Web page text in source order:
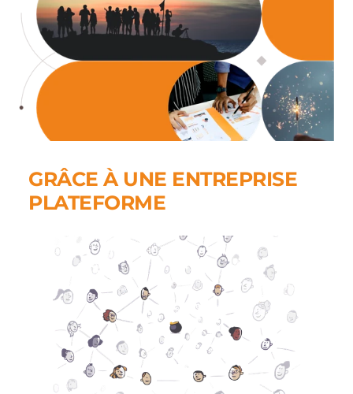
GRÂCE À UNE ENTREPRISE
PLATEFORME